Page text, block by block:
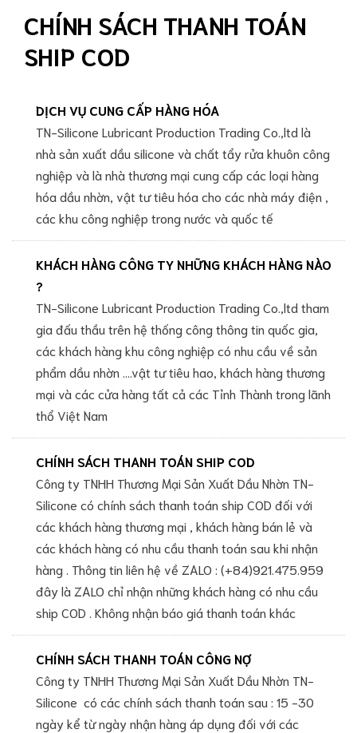
CHÍNH SÁCH THANH TOÁN
SHIP COD
DỊCH VỤ CUNG CẤP HÀNG HÓA
TN-Silicone Lubricant Production Trading Co.,ltd là
nhà sản xuất dầu silicone và chất tẩy rửa khuôn công
nghiệp và là nhà thương mại cung cấp các loại hàng
hóa dầu nhờn, vật tư tiêu hóa cho các nhà máy điện ,
các khu công nghiệp trong nước và quốc tế
KHÁCH HÀNG CÔNG TY NHỮNG KHÁCH HÀNG NÀO
?
TN-Silicone Lubricant Production Trading Co.,ltd tham
gia đấu thầu trên hệ thống công thông tin quốc gia,
các khách hàng khu công nghiệp có nhu cầu về sản
phẩm dầu nhờn ....vật tư tiêu hao, khách hàng thương
mại và các cửa hàng tất cả các Tỉnh Thành trong lãnh
thổ Việt Nam
CHÍNH SÁCH THANH TOÁN SHIP COD
Công ty TNHH Thương Mại Sản Xuất Dầu Nhờn TN-
Silicone có chính sách thanh toán ship COD đối với
các khách hàng thương mại , khách hàng bán lẻ và
các khách hàng có nhu cầu thanh toán sau khi nhận
hàng . Thông tin liên hệ về ZALO : (+84)921.475.959
đây là ZALO chỉ nhận những khách hàng có nhu cầu
ship COD . Không nhận báo giá thanh toán khác
CHÍNH SÁCH THANH TOÁN CÔNG NỢ
Công ty TNHH Thương Mại Sản Xuất Dầu Nhờn TN-
Silicone có các chính sách thanh toán sau : 15 -30
ngày kể từ ngày nhận hàng áp dụng đối với các